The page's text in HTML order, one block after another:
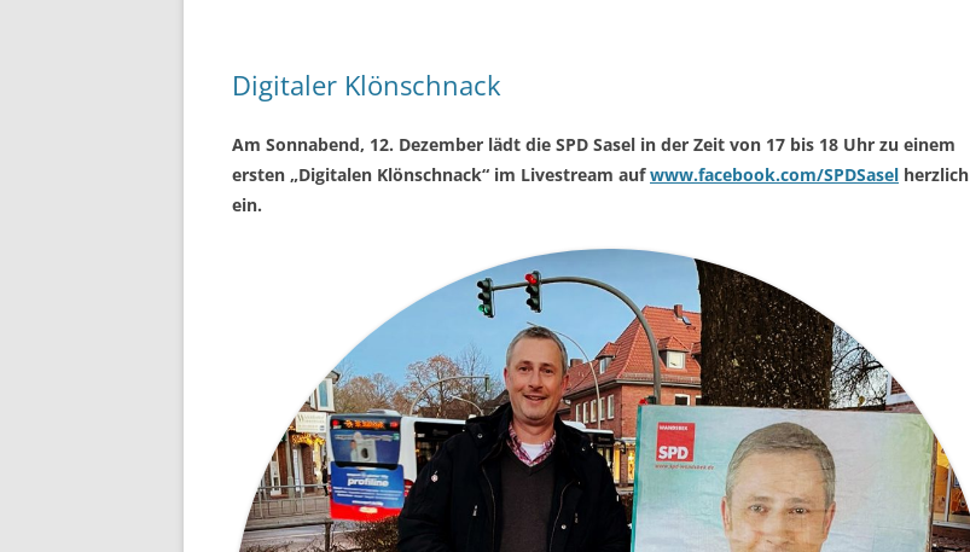
Digitaler Klönschnack
Am Sonnabend, 12. Dezember lädt die SPD Sasel in der Zeit von 17 bis 18 Uhr zu einem
ersten „Digitalen Klönschnack“ im Livestream aufwww.facebook.com/SPDSasel herzlich
ein.